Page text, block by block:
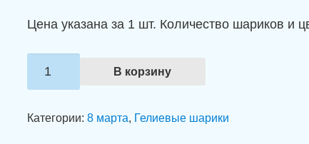
Цена указана за 1 шт. Количество шариков и
с
В корзину
Категории: 8 марта, Гелиевые шарики